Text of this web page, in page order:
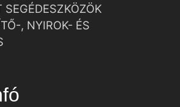
SEGÉDESZKÖZÖK
, NYIROK- ÉS